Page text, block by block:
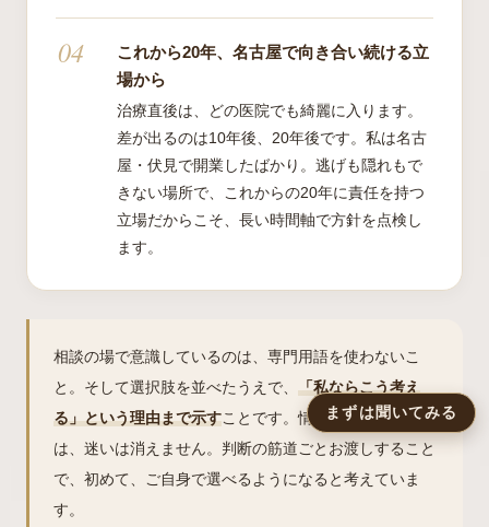
これから20年、名古屋で向き合い続ける立
場から
治療直後は、どの医院でも綺麗に入ります。
差が出るのは10年後、20年後です。私は名古
屋・伏見で開業したばかり。逃げも隠れもで
きない場所で、これからの20年に責任を持つ
立場だからこそ、長い時間軸で方針を点検し
ます。
相談の場で意識しているのは、専門用語を使わないこ
と。そして選択肢を並べたうえで、 「私ならこう考え
る」という理由まで示すことです。情報を渡すだけで
は、迷いは消えません。判断の筋道ごとお渡しすること
で、初めて、ご自身で選べるようになると考えていま
す。
まずは聞いてみる